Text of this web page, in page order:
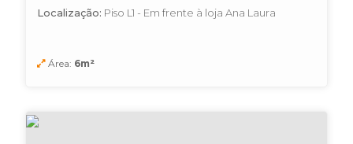
Localização: Piso L1 - Em frente à loja Ana Laura
Área: 6m²